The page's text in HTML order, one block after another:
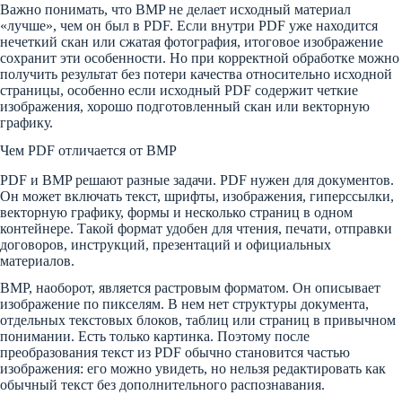
Важно понимать, что BMP не делает исходный материал
«лучше», чем он был в PDF. Если внутри PDF уже находится
нечеткий скан или сжатая фотография, итоговое изображение
сохранит эти особенности. Но при корректной обработке можно
получить результат без потери качества относительно исходной
страницы, особенно если исходный PDF содержит четкие
изображения, хорошо подготовленный скан или векторную
графику.
Чем PDF отличается от BMP
PDF и BMP решают разные задачи. PDF нужен для документов.
Он может включать текст, шрифты, изображения, гиперссылки,
векторную графику, формы и несколько страниц в одном
контейнере. Такой формат удобен для чтения, печати, отправки
договоров, инструкций, презентаций и официальных
материалов.
BMP, наоборот, является растровым форматом. Он описывает
изображение по пикселям. В нем нет структуры документа,
отдельных текстовых блоков, таблиц или страниц в привычном
понимании. Есть только картинка. Поэтому после
преобразования текст из PDF обычно становится частью
изображения: его можно увидеть, но нельзя редактировать как
обычный текст без дополнительного распознавания.